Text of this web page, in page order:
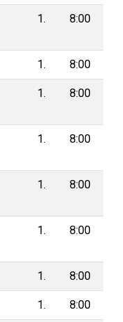
1. 8:00
1. 8:00
1. 8:00
1. 8:00
1. 8:00
1. 8:00
1. 8:00
1. 8:00